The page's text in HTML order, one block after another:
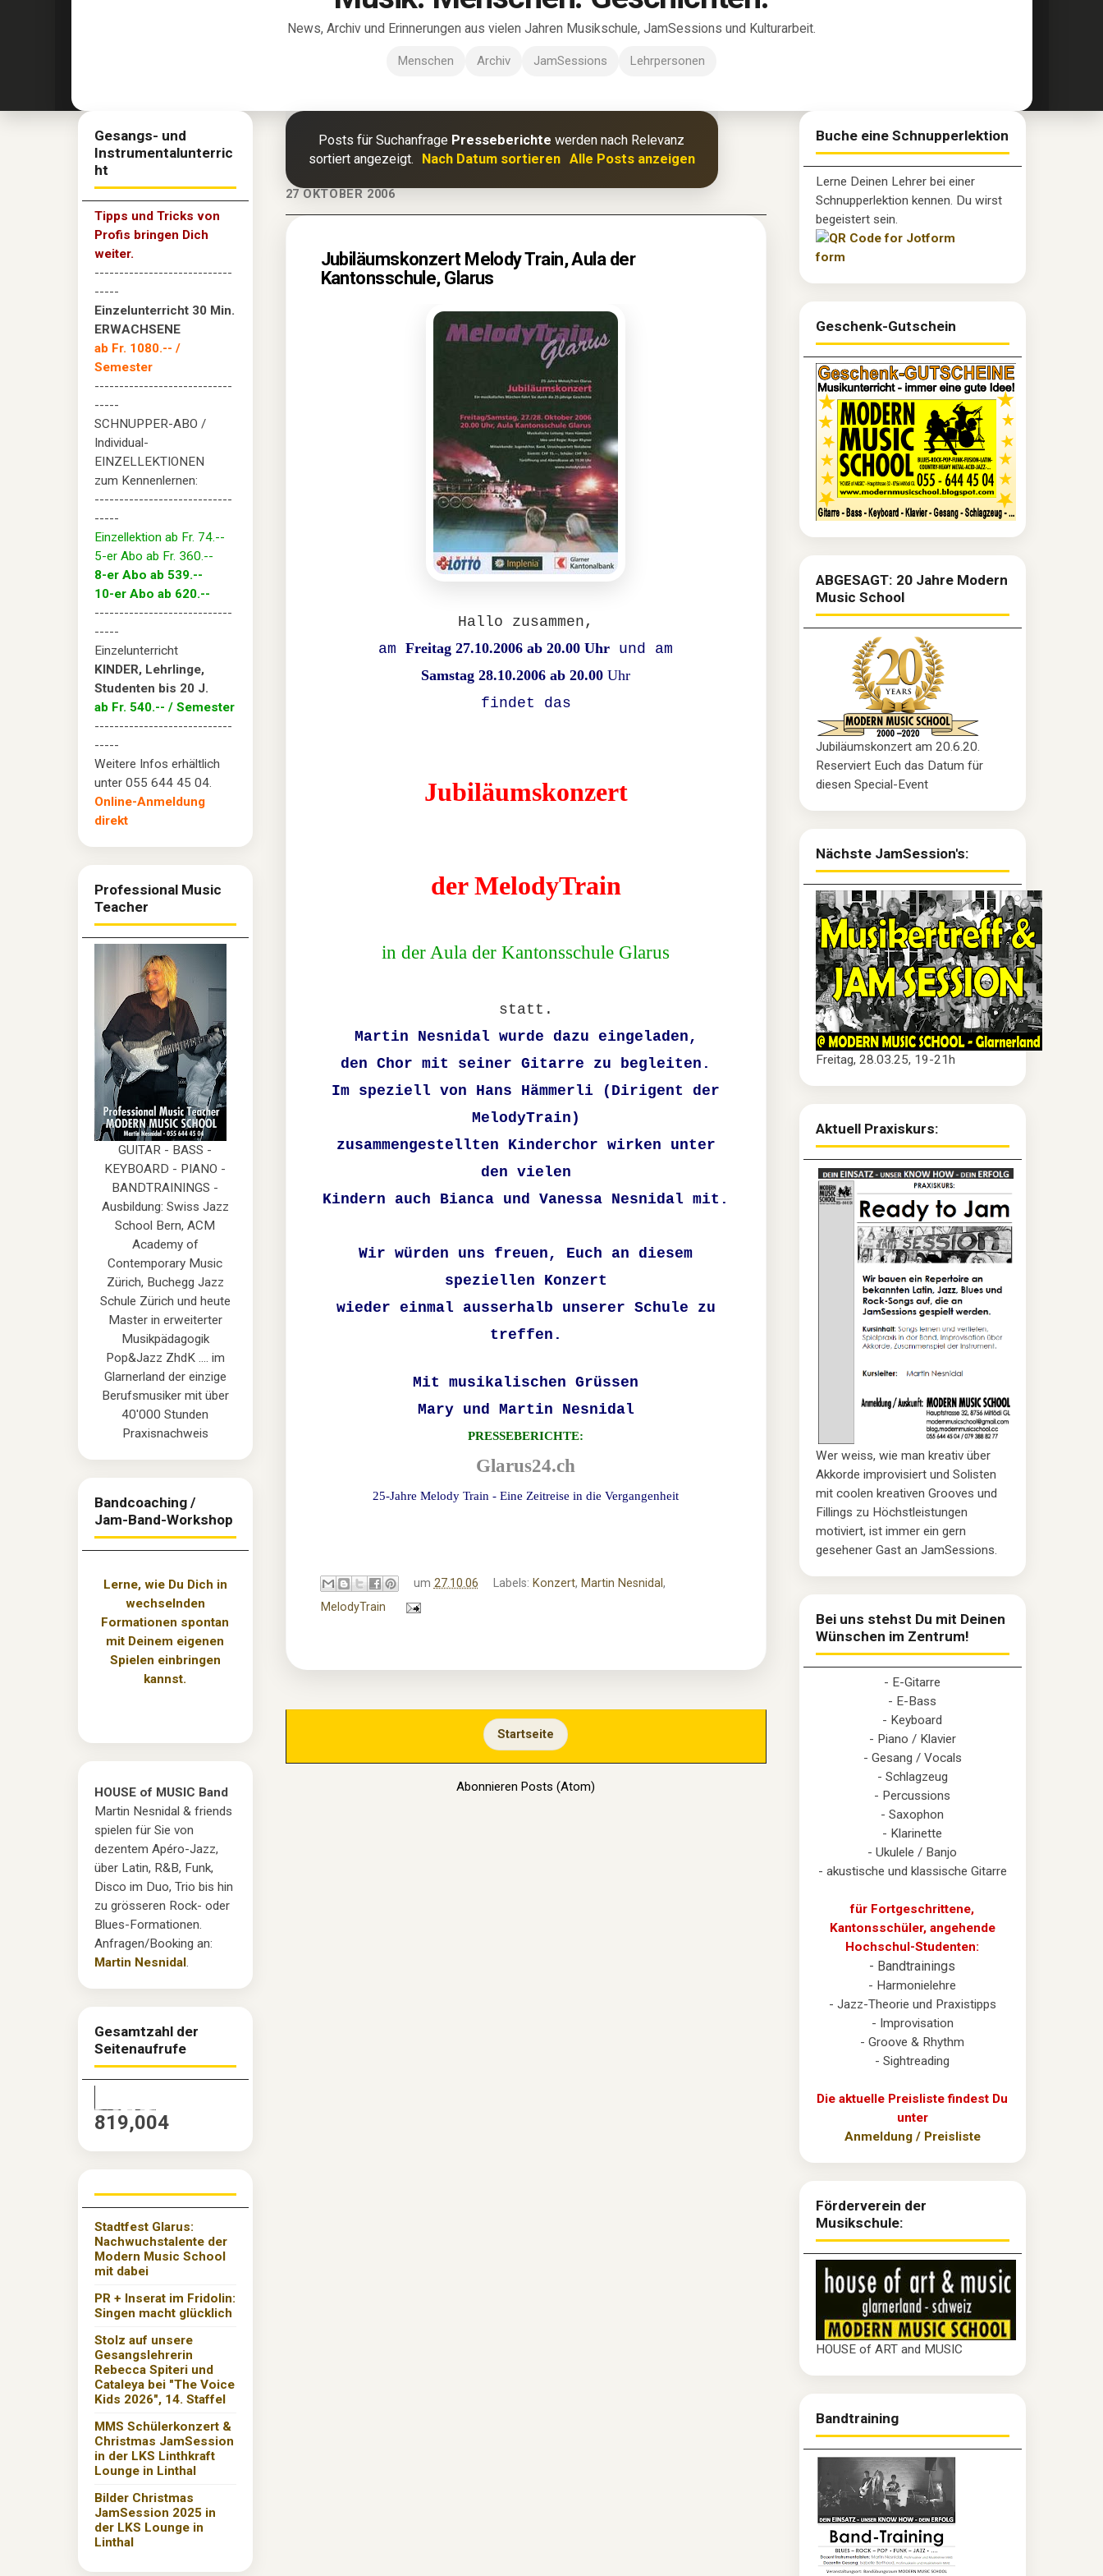
News, Archiv und Erinnerungen aus vielen Jahren Musikschule, JamSessions und Kulturarbeit.
Menschen Archiv JamSessions Lehrpersonen
Posts für Suchanfrage Presseberichte werden nach Relevanz
sortiert angezeigt.
Nach Datum sortieren Alle Posts anzeigen
27 OKTOBER 2006
Jubiläumskonzert Melody Train, Aula der
Kantonsschule, Glarus
Hallo zusammen,
am Freitag 27.10.2006 ab 20.00 Uhr und am
Samstag 28.10.2006 ab 20.00 Uhr
findet das
Jubiläumskonzert
der MelodyTrain
in der Aula der Kantonsschule Glarus
statt.
Martin Nesnidal wurde dazu eingeladen,
den Chor mit seiner Gitarre zu begleiten.
Im speziell von Hans Hämmerli (Dirigent der
MelodyTrain)
zusammengestellten Kinderchor wirken unter
den vielen
Kindern auch Bianca und Vanessa Nesnidal mit.
Wir würden uns freuen, Euch an diesem
speziellen Konzert
wieder einmal ausserhalb unserer Schule zu
treffen.
Mit musikalischen Grüssen
Mary und Martin Nesnidal
PRESSEBERICHTE:
Glarus24.ch
25-Jahre Melody Train - Eine Zeitreise in die Vergangenheit
um 27.10.06 Labels: Konzert, Martin Nesnidal,
MelodyTrain
Startseite
Abonnieren Posts (Atom)
Gesangs- und
Instrumentalunterric
ht
Tipps und Tricks von
Profis bringen Dich
weiter.
----------------------------
-----
Einzelunterricht 30 Min.
ERWACHSENE
ab Fr. 1080.-- /
Semester
----------------------------
-----
SCHNUPPER-ABO /
Individual-
EINZELLEKTIONEN
zum Kennenlernen:
----------------------------
-----
Einzellektion ab Fr. 74.--
5-er Abo ab Fr. 360.--
8-er Abo ab 539.--
10-er Abo ab 620.--
----------------------------
-----
Einzelunterricht
KINDER, Lehrlinge,
Studenten bis 20 J.
ab Fr. 540.-- / Semester
----------------------------
-----
Weitere Infos erhältlich
unter 055 644 45 04.
Online-Anmeldung
direkt
Professional Music
Teacher
GUITAR - BASS -
KEYBOARD - PIANO -
BANDTRAININGS -
Ausbildung: Swiss Jazz
School Bern, ACM
Academy of
Contemporary Music
Zürich, Buchegg Jazz
Schule Zürich und heute
Master in erweiterter
Musikpädagogik
Pop&Jazz ZhdK .... im
Glarnerland der einzige
Berufsmusiker mit über
40'000 Stunden
Praxisnachweis
Bandcoaching /
Jam-Band-Workshop
Lerne, wie Du Dich in
wechselnden
Formationen spontan
mit Deinem eigenen
Spielen einbringen
kannst.
HOUSE of MUSIC Band
Martin Nesnidal & friends
spielen für Sie von
dezentem Apéro-Jazz,
über Latin, R&B, Funk,
Disco im Duo, Trio bis hin
zu grösseren Rock- oder
Blues-Formationen.
Anfragen/Booking an:
Martin Nesnidal.
Gesamtzahl der
Seitenaufrufe
819,004
Stadtfest Glarus:
Nachwuchstalente der
Modern Music School
mit dabei
PR + Inserat im Fridolin:
Singen macht glücklich
Stolz auf unsere
Gesangslehrerin
Rebecca Spiteri und
Cataleya bei "The Voice
Kids 2026", 14. Staffel
MMS Schülerkonzert &
Christmas JamSession
in der LKS Linthkraft
Lounge in Linthal
Bilder Christmas
JamSession 2025 in
der LKS Lounge in
Linthal
Buche eine Schnupperlektion
Lerne Deinen Lehrer bei einer
Schnupperlektion kennen. Du wirst
begeistert sein.
Geschenk-Gutschein
ABGESAGT: 20 Jahre Modern
Music School
Jubiläumskonzert am 20.6.20.
Reserviert Euch das Datum für
diesen Special-Event
Nächste JamSession's:
Freitag, 28.03.25, 19-21h
Aktuell Praxiskurs:
Wer weiss, wie man kreativ über
Akkorde improvisiert und Solisten
mit coolen kreativen Grooves und
Fillings zu Höchstleistungen
motiviert, ist immer ein gern
gesehener Gast an JamSessions.
Bei uns stehst Du mit Deinen
Wünschen im Zentrum!
- E-Gitarre
- E-Bass
- Keyboard
- Piano / Klavier
- Gesang / Vocals
- Schlagzeug
- Percussions
- Saxophon
- Klarinette
- Ukulele / Banjo
- akustische und klassische Gitarre
für Fortgeschrittene,
Kantonsschüler, angehende
Hochschul-Studenten:
- Bandtrainings
- Harmonielehre
- Jazz-Theorie und Praxistipps
- Improvisation
- Groove & Rhythm
- Sightreading
Die aktuelle Preisliste findest Du
unter
Anmeldung / Preisliste
Förderverein der
Musikschule:
HOUSE of ART and MUSIC
Bandtraining